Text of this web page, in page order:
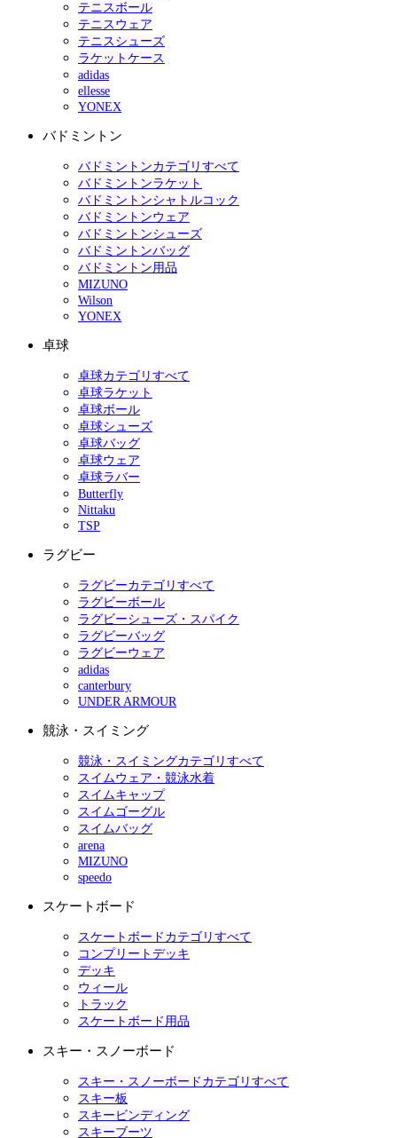
テニスボール
テニスウェア
テニスシューズ
ラケットケース
adidas
ellesse
YONEX
バドミントン
バドミントンカテゴリすべて
バドミントンラケット
バドミントンシャトルコック
バドミントンウェア
バドミントンシューズ
バドミントンバッグ
バドミントン用品
MIZUNO
Wilson
YONEX
卓球
卓球カテゴリすべて
卓球ラケット
卓球ボール
卓球シューズ
卓球バッグ
卓球ウェア
卓球ラバー
Butterfly
Nittaku
TSP
ラグビー
ラグビーカテゴリすべて
ラグビーボール
ラグビーシューズ・スパイク
ラグビーバッグ
ラグビーウェア
adidas
canterbury
UNDER ARMOUR
競泳・スイミング
競泳・スイミングカテゴリすべて
スイムウェア・競泳水着
スイムキャップ
スイムゴーグル
スイムバッグ
arena
MIZUNO
speedo
スケートボード
スケートボードカテゴリすべて
コンプリートデッキ
デッキ
ウィール
トラック
スケートボード用品
スキー・スノーボード
スキー・スノーボードカテゴリすべて
スキー板
スキービンディング
スキーブーツ